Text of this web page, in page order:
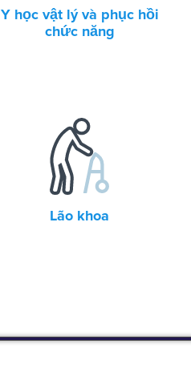
Y học vật lý và phục hồi
chức năng
Lão khoa